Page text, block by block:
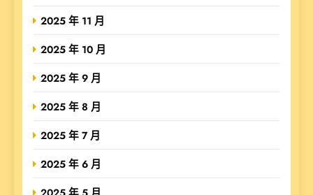
2025 年 11 月
2025 年 10 月
2025 年 9 月
2025 年 8 月
2025 年 7 月
2025 年 6 月